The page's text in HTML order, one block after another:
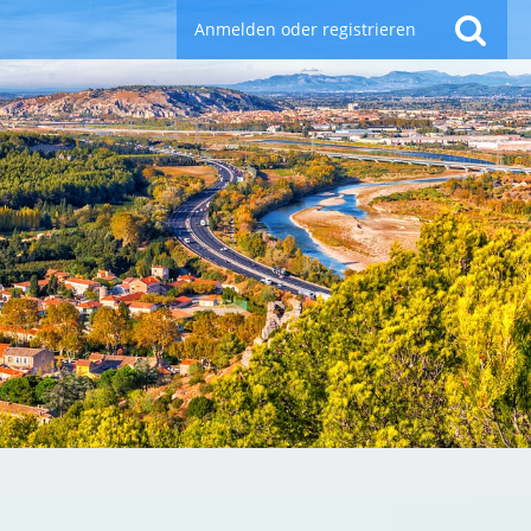
Anmelden oder registrieren